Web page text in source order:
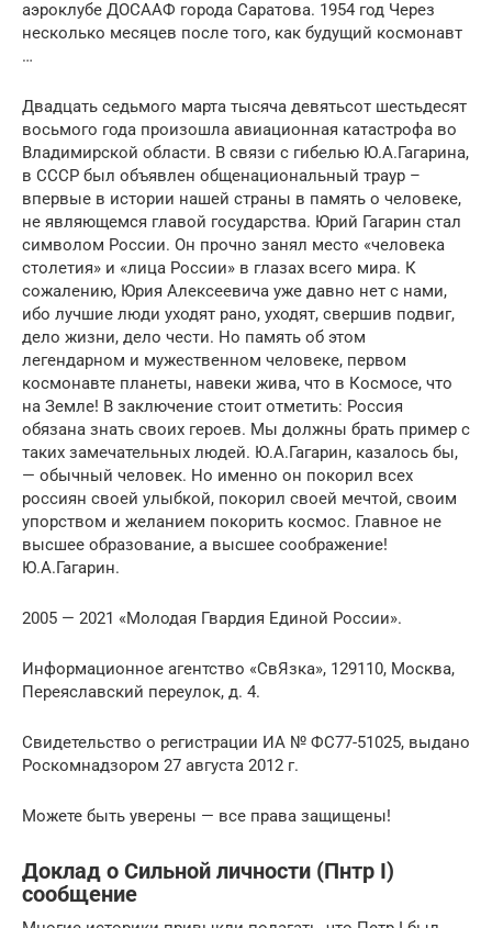
аэроклубе ДОСААФ города Саратова. 1954 год Через
несколько месяцев после того, как будущий космонавт
…
Двадцать седьмого марта тысяча девятьсот шестьдесят
восьмого года произошла авиационная катастрофа во
Владимирской области. В связи с гибелью Ю.А.Гагарина,
в СССР был объявлен общенациональный траур –
впервые в истории нашей страны в память о человеке,
не являющемся главой государства. Юрий Гагарин стал
символом России. Он прочно занял место «человека
столетия» и «лица России» в глазах всего мира. К
сожалению, Юрия Алексеевича уже давно нет с нами,
ибо лучшие люди уходят рано, уходят, свершив подвиг,
дело жизни, дело чести. Но память об этом
легендарном и мужественном человеке, первом
космонавте планеты, навеки жива, что в Космосе, что
на Земле! В заключение стоит отметить: Россия
обязана знать своих героев. Мы должны брать пример с
таких замечательных людей. Ю.А.Гагарин, казалось бы,
— обычный человек. Но именно он покорил всех
россиян своей улыбкой, покорил своей мечтой, своим
упорством и желанием покорить космос. Главное не
высшее образование, а высшее соображение!
Ю.А.Гагарин.
2005 — 2021 «Молодая Гвардия Единой России».
Информационное агентство «СвЯзка», 129110, Москва,
Переяславский переулок, д. 4.
Свидетельство о регистрации ИА № ФС77-51025, выдано
Роскомнадзором 27 августа 2012 г.
Можете быть уверены — все права защищены!
Доклад о Сильной личности (Пнтр I)
сообщение